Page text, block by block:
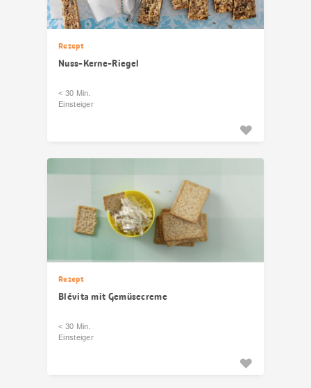
Rezept
Nuss-Kerne-Riegel
< 30 Min.
Einsteiger
Rezept
Blévita mit Gemüsecreme
< 30 Min.
Einsteiger